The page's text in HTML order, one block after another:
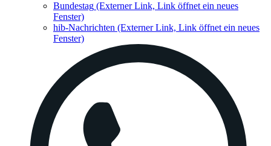
Bundestag (Externer Link, Link öffnet ein neues
Fenster)
hib-Nachrichten (Externer Link, Link öffnet ein neues
Fenster)